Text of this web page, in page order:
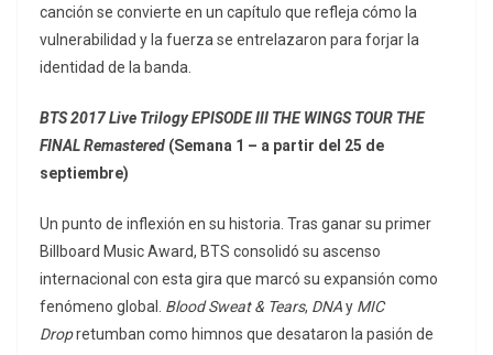
canción se convierte en un capítulo que refleja cómo la
vulnerabilidad y la fuerza se entrelazaron para forjar la
identidad de la banda.
BTS 2017 Live Trilogy EPISODE III THE WINGS TOUR THE
FINAL Remastered (Semana 1 – a partir del 25 de
septiembre)
Un punto de inflexión en su historia. Tras ganar su primer
Billboard Music Award, BTS consolidó su ascenso
internacional con esta gira que marcó su expansión como
fenómeno global. Blood Sweat & Tears, DNAy MIC
Dropretumban como himnos que desataron la pasión de